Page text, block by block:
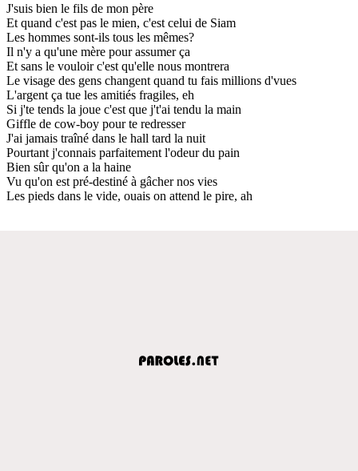
J'suis bien le fils de mon père
Et quand c'est pas le mien, c'est celui de Siam
Les hommes sont-ils tous les mêmes?
Il n'y a qu'une mère pour assumer ça
Et sans le vouloir c'est qu'elle nous montrera
Le visage des gens changent quand tu fais millions d'vues
L'argent ça tue les amitiés fragiles, eh
Si j'te tends la joue c'est que j't'ai tendu la main
Giffle de cow-boy pour te redresser
J'ai jamais traîné dans le hall tard la nuit
Pourtant j'connais parfaitement l'odeur du pain
Bien sûr qu'on a la haine
Vu qu'on est pré-destiné à gâcher nos vies
Les pieds dans le vide, ouais on attend le pire, ah